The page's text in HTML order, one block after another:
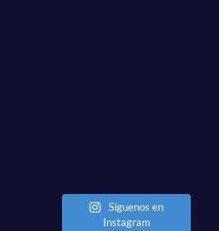
Síguenos en
Instagram